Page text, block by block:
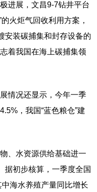
展，文昌9-7钻井平台
火炬气回收利用方案，
安装碳捕集和封存设备的
着我国在海上碳捕集领
况还显示，今年一季
，我国“蓝色粮仓”建
水资源供给基础进一
据初步核算，一季度全国
海水养殖产量同比增长